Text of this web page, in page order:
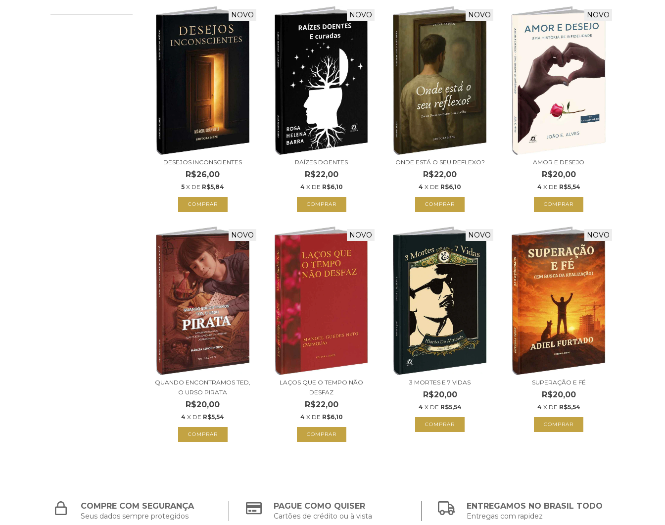
NOVO
DESEJOS INCONSCIENTES
R$26,00
5 X DE R$5,84
COMPRAR
NOVO
RAÍZES DOENTES
R$22,00
4 X DE R$6,10
COMPRAR
NOVO
ONDE ESTÁ O SEU REFLEXO?
R$22,00
4 X DE R$6,10
COMPRAR
NOVO
AMOR E DESEJO
R$20,00
4 X DE R$5,54
COMPRAR
NOVO
QUANDO ENCONTRAMOS TED,
O URSO PIRATA
R$20,00
4 X DE R$5,54
COMPRAR
NOVO
LAÇOS QUE O TEMPO NÃO
DESFAZ
R$22,00
4 X DE R$6,10
COMPRAR
NOVO
3 MORTES E 7 VIDAS
R$20,00
4 X DE R$5,54
COMPRAR
NOVO
SUPERAÇÃO E FÉ
R$20,00
4 X DE R$5,54
COMPRAR
COMPRE COM SEGURANÇA
Seus dados sempre protegidos
PAGUE COMO QUISER
Cartões de crédito ou à vista
ENTREGAMOS NO BRASIL TODO
Entregas com rapidez